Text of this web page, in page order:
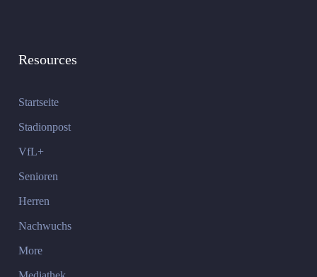
Resources
Startseite
Stadionpost
VfL+
Senioren
Herren
Nachwuchs
More